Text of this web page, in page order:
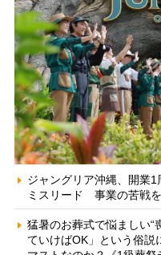
ジャングリア沖縄、開業
ミスリード 事業の苦戦
猛暑のお葬式で悩ましい
ていけばOK」という俗説